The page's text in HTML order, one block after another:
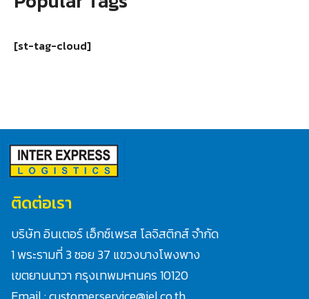
[st-tag-cloud]
ติดต่อเรา
บริษัท อินเตอร์ เอ็กซ์เพรส โลจิสติกส์ จำกัด
1 พระรามที่ 3 ซอย 37 แขวงบางโพงพาง
เขตยานนาวา กรุงเทพมหานคร 10120